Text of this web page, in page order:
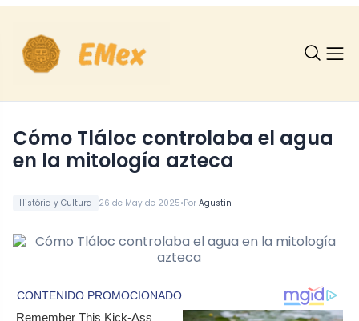
História y Cultura 26 de May de 2025•Por Agustin
Cómo Tláloc controlaba el agua
en la mitología azteca